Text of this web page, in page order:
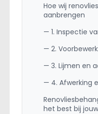
Hoe wij
aanbrengen
— 1. Inspectie
— 2.
— 3. Lijmen en
— 4. Afwerking
het best bij